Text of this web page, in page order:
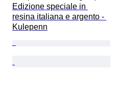
Edizione speciale in
resina italiana e argento -
Kulepenn